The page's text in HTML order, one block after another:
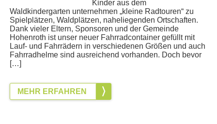
Kinder aus dem
Waldkindergarten unternehmen „kleine Radtouren“ zu
Spielplätzen, Waldplätzen, naheliegenden Ortschaften.
Dank vieler Eltern, Sponsoren und der Gemeinde
Hohenroth ist unser neuer Fahrradcontainer gefüllt mit
Lauf- und Fahrrädern in verschiedenen Größen und auch
Fahrradhelme sind ausreichend vorhanden. Doch bevor
[…]
MEHR ERFAHREN